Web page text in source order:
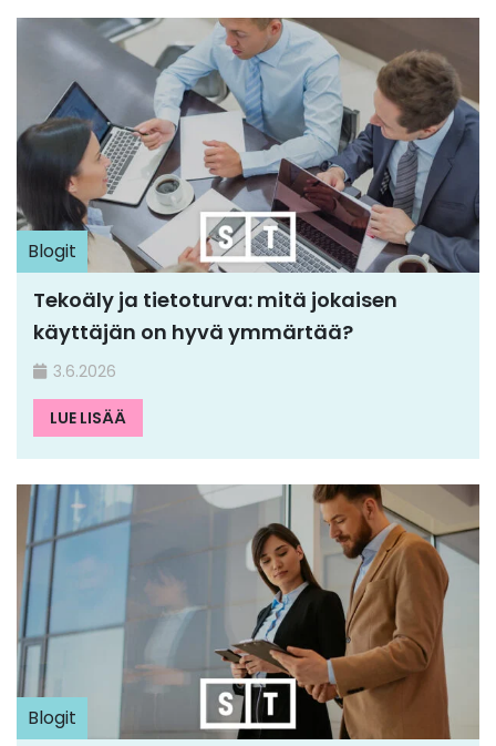
Blogit
Tekoäly ja tietoturva: mitä jokaisen
käyttäjän on hyvä ymmärtää?
3.6.2026
LUE LISÄÄ
Blogit